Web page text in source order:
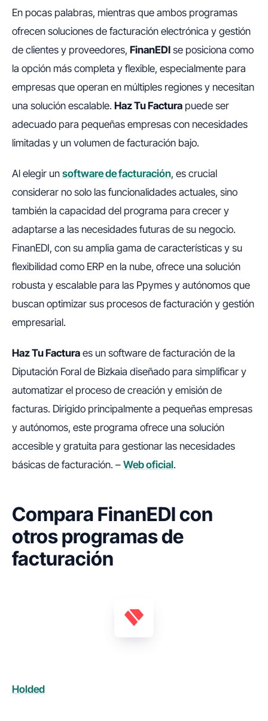
En pocas palabras, mientras que ambos programas
ofrecen soluciones de facturación electrónica y gestión
de clientes y proveedores, FinanEDI se posiciona como
la opción más completa y flexible, especialmente para
empresas que operan en múltiples regiones y necesitan
una solución escalable. Haz Tu Factura puede ser
adecuado para pequeñas empresas con necesidades
limitadas y un volumen de facturación bajo.
Al elegir un software de facturación, es crucial
considerar no solo las funcionalidades actuales, sino
también la capacidad del programa para crecer y
adaptarse a las necesidades futuras de su negocio.
FinanEDI, con su amplia gama de características y su
flexibilidad como ERP en la nube, ofrece una solución
robusta y escalable para las Ppymes y autónomos que
buscan optimizar sus procesos de facturación y gestión
empresarial.
Haz Tu Factura es un software de facturación de la
Diputación Foral de Bizkaia diseñado para simplificar y
automatizar el proceso de creación y emisión de
facturas. Dirigido principalmente a pequeñas empresas
y autónomos, este programa ofrece una solución
accesible y gratuita para gestionar las necesidades
básicas de facturación. – Web oficial.
Compara FinanEDI con
otros programas de
facturación​
Holded